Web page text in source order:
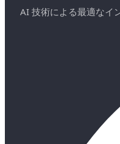
AI 技術による最適なイ